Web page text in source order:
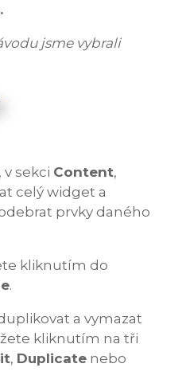
jsme vybrali
sekci Content,
celý widget a
prvky daného
kliknutím do
.
a vymazat
kliknutím na tři
, Duplicatenebo